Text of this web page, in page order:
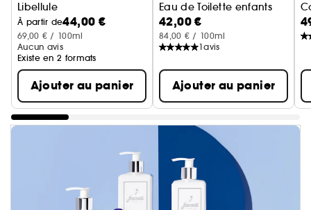
Libellule
Eau De Toilette
À partir de44,00 €
69,00 € / 100ml
Aucun avis
Existe en 2 formats
Ajouter au panier
Eau de Toilette enfants
42,00 €
84,00 € / 100ml
1avis
Ajouter au panier